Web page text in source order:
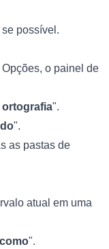
possível.
o painel de
ortografia".
".
as pastas de
atual em uma
".